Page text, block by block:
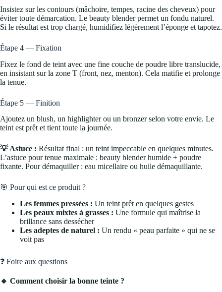
Insistez sur les contours (mâchoire, tempes, racine des cheveux) pour
éviter toute démarcation. Le beauty blender permet un fondu naturel.
Si le résultat est trop chargé, humidifiez légèrement l’éponge et tapotez.
Étape 4 — Fixation
Fixez le fond de teint avec une fine couche de poudre libre translucide,
en insistant sur la zone T (front, nez, menton). Cela matifie et prolonge
la tenue.
Étape 5 — Finition
Ajoutez un blush, un highlighter ou un bronzer selon votre envie. Le
teint est prêt et tient toute la journée.
💡 Astuce : Résultat final : un teint impeccable en quelques minutes.
L’astuce pour tenue maximale : beauty blender humide + poudre
fixante. Pour démaquiller : eau micellaire ou huile démaquillante.
🎯 Pour qui est ce produit ?
Les femmes pressées : Un teint prêt en quelques gestes
Les peaux mixtes à grasses : Une formule qui maîtrise la
brillance sans dessécher
Les adeptes de naturel : Un rendu « peau parfaite » qui ne se
voit pas
❓ Foire aux questions
🔹 Comment choisir la bonne teinte ?